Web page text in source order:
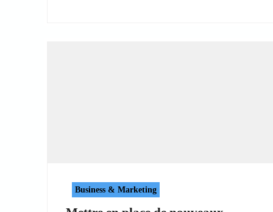
Business & Marketing